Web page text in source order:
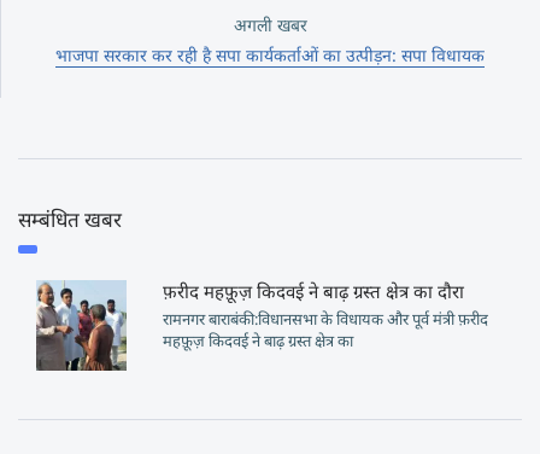
अगली खबर
भाजपा सरकार कर रही है सपा कार्यकर्ताओं का उत्पीड़न: सपा विधायक
सम्बंधित खबर
फ़रीद महफ़ूज़ किदवई ने बाढ़ ग्रस्त क्षेत्र का दौरा
रामनगर बाराबंकी:विधानसभा के विधायक और पूर्व मंत्री फ़रीद
महफ़ूज़ किदवई ने बाढ़ ग्रस्त क्षेत्र का